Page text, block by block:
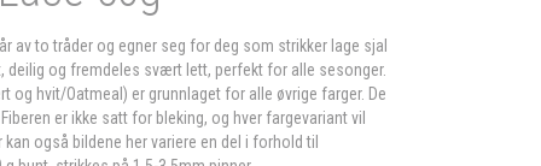
av to tråder og egner seg for deg som strikker lage sjal
deilig og fremdeles svært lett, perfekt for alle sesonger.
og hvit/Oatmeal) er grunnlaget for alle øvrige farger. De
er ikke satt for bleking, og hver fargevariant vil
også bildene her variere en del i forhold til